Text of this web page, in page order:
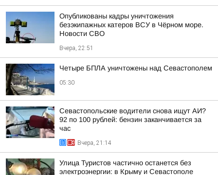
Опубликованы кадры уничтожения
безэкипажных катеров ВСУ в Чёрном море.
Новости СВО
Вчера, 22:51
Четыре БПЛА уничтожены над Севастополем
05:30
Севастопольские водители снова ищут АИ?
92 по 100 рублей: бензин заканчивается за
час
Вчера, 21:14
Улица Туристов частично останется без
электроэнергии: в Крыму и Севастополе